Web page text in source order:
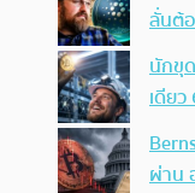
ลั่นต้
นักขุ
เดีย
ผ่าน